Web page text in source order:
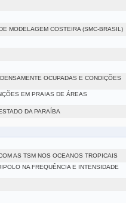
MODELAGEM COSTEIRA (SMC-BRASIL)
OCUPADAS E CONDIÇÕES
EM PRAIAS DE ÁREAS
DA PARAÍBA
AS TSM NOS OCEANOS TROPICAIS
NA FREQUÊNCIA E INTENSIDADE